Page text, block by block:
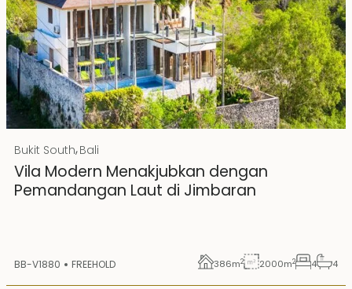
Rp 20000000000
IDR
Hak Milik
Bukit South,Bali
Vila Modern Menakjubkan dengan
Pemandangan Laut di Jimbaran
BB-V1880 FREEHOLD 386m2 2000m2 4 4